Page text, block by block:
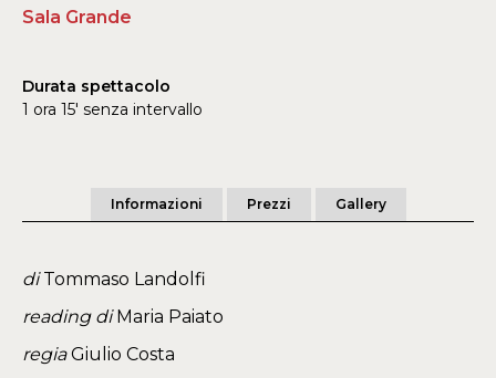
Sala Grande
Durata spettacolo
1 ora 15' senza intervallo
Informazioni Prezzi Gallery
diTommaso Landolfi
reading diMaria Paiato
regiaGiulio Costa